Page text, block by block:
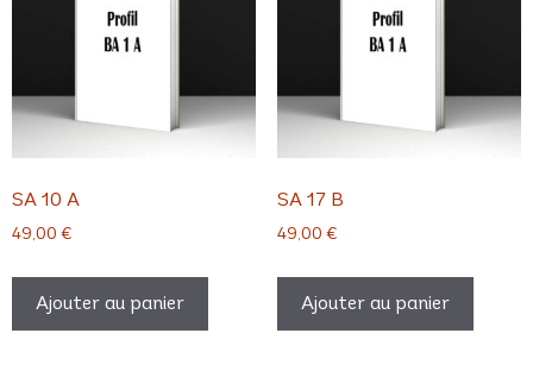
SA 10 A
49,00 €
Ajouter au panier
SA 17 B
49,00 €
Ajouter au panier